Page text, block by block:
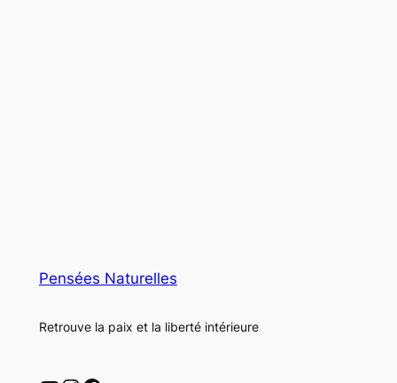
Pensées Naturelles
Retrouve la paix et la liberté intérieure